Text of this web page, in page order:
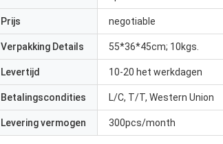
Prijs negotiable
Verpakking Details 55*36*45cm; 10kgs.
Levertijd 10-20 het werkdagen
Betalingscondities L/C, T/T, Western Union
Levering vermogen 300pcs/month